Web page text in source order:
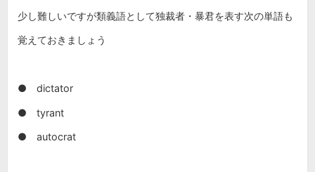
少し難しいですが類義語として独裁者・暴君を表す次の単語も
覚えておきましょう
● dictator
● tyrant
● autocrat